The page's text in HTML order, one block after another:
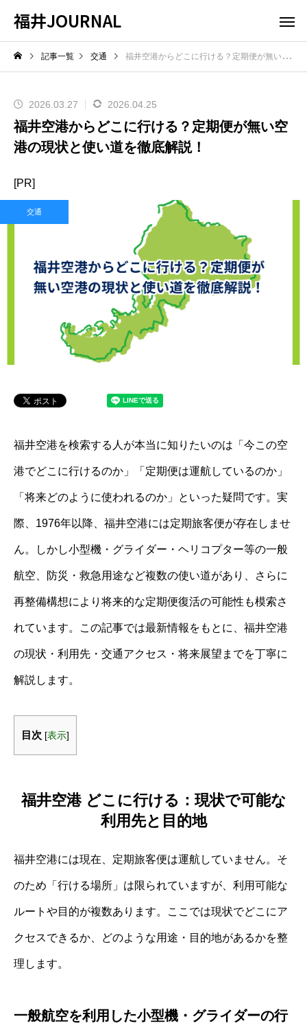
福井JOURNAL
記事一覧 交通 福井空港からどこに行ける？定期便が無い空港の現状と使い道を徹底解説！
2026.03.27 2026.04.25
福井空港からどこに行ける？定期便が無い空
港の現状と使い道を徹底解説！
[PR]
交通
福井空港を検索する人が本当に知りたいのは「今この空
港でどこに行けるのか」「定期便は運航しているのか」
「将来どのように使われるのか」といった疑問です。実
際、1976年以降、福井空港には定期旅客便が存在しませ
ん。しかし小型機・グライダー・ヘリコプター等の一般
航空、防災・救急用途など複数の使い道があり、さらに
再整備構想により将来的な定期便復活の可能性も模索さ
れています。この記事では最新情報をもとに、福井空港
の現状・利用先・交通アクセス・将来展望までを丁寧に
解説します。
目次 [表示]
福井空港 どこに行ける：現状で可能な
利用先と目的地
福井空港には現在、定期旅客便は運航していません。そ
のため「行ける場所」は限られていますが、利用可能な
ルートや目的が複数あります。ここでは現状でどこにア
クセスできるか、どのような用途・目的地があるかを整
理します。
一般航空を利用した小型機・グライダーの行